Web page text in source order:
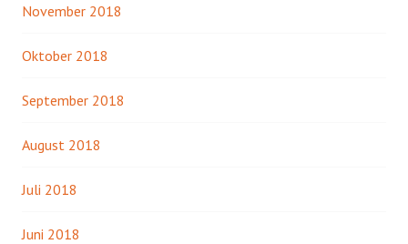
November 2018
Oktober 2018
September 2018
August 2018
Juli 2018
Juni 2018